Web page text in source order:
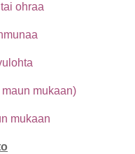
ohraa
mukaan)
mukaan